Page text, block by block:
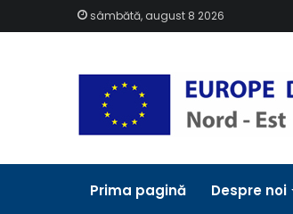
sâmbătă, august 8 2026
Prima pagină Despre noi